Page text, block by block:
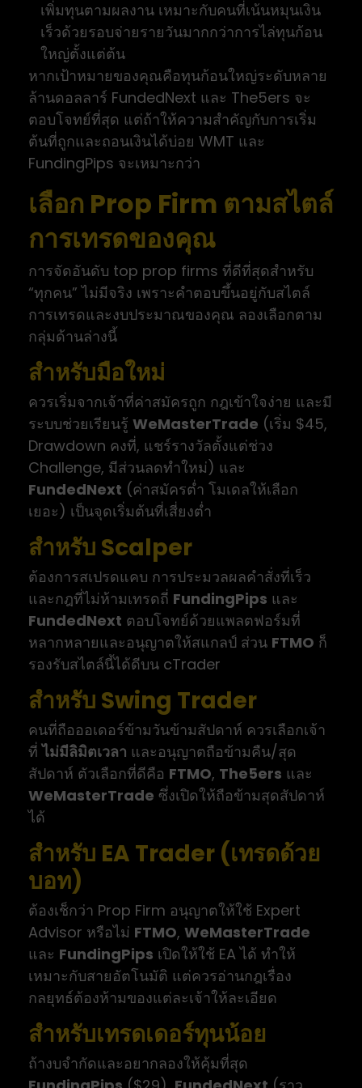
เพิ่มทุนตามผลงาน เหมาะกับคนที่เน้นหมุนเงิน
เร็วด้วยรอบจ่ายรายวันมากกว่าการไล่ทุนก้อน
ใหญ่ตั้งแต่ต้น
หากเป้าหมายของคุณคือทุนก้อนใหญ่ระดับหลาย
ล้านดอลลาร์ FundedNext และ The5ers จะ
ตอบโจทย์ที่สุด แต่ถ้าให้ความสำคัญกับการเริ่ม
ต้นที่ถูกและถอนเงินได้บ่อย WMT และ
FundingPips จะเหมาะกว่า
เลือก Prop Firm ตามสไตล์
การเทรดของคุณ
การจัดอันดับ top prop firms ที่ดีที่สุดสำหรับ
“ทุกคน” ไม่มีจริง เพราะคำตอบขึ้นอยู่กับสไตล์
การเทรดและงบประมาณของคุณ ลองเลือกตาม
กลุ่มด้านล่างนี้
สำหรับมือใหม่
ควรเริ่มจากเจ้าที่ค่าสมัครถูก กฎเข้าใจง่าย และมี
ระบบช่วยเรียนรู้ WeMasterTrade (เริ่ม $45,
Drawdown คงที่, แชร์รางวัลตั้งแต่ช่วง
Challenge, มีส่วนลดทำใหม่) และ
FundedNext (ค่าสมัครต่ำ โมเดลให้เลือก
เยอะ) เป็นจุดเริ่มต้นที่เสี่ยงต่ำ
สำหรับ Scalper
ต้องการสเปรดแคบ การประมวลผลคำสั่งที่เร็ว
และกฎที่ไม่ห้ามเทรดถี่ FundingPips และ
FundedNext ตอบโจทย์ด้วยแพลตฟอร์มที่
หลากหลายและอนุญาตให้สแกลป์ ส่วน FTMO ก็
รองรับสไตล์นี้ได้ดีบน cTrader
สำหรับ Swing Trader
คนที่ถือออเดอร์ข้ามวันข้ามสัปดาห์ ควรเลือกเจ้า
ที่ไม่มีลิมิตเวลา และอนุญาตถือข้ามคืน/สุด
สัปดาห์ ตัวเลือกที่ดีคือ FTMO, The5ers และ
WeMasterTrade ซึ่งเปิดให้ถือข้ามสุดสัปดาห์
ได้
สำหรับ EA Trader (เทรดด้วย
บอท)
ต้องเช็กว่า Prop Firm อนุญาตให้ใช้ Expert
Advisor หรือไม่ FTMO, WeMasterTrade
และ FundingPips เปิดให้ใช้ EA ได้ ทำให้
เหมาะกับสายอัตโนมัติ แต่ควรอ่านกฎเรื่อง
กลยุทธ์ต้องห้ามของแต่ละเจ้าให้ละเอียด
สำหรับเทรดเดอร์ทุนน้อย
ถ้างบจำกัดและอยากลองให้คุ้มที่สุด